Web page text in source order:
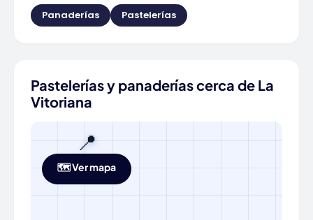
Panaderías Pastelerías
Pastelerías y panaderías cerca de La
Vitoriana
📍
🗺️ Ver mapa